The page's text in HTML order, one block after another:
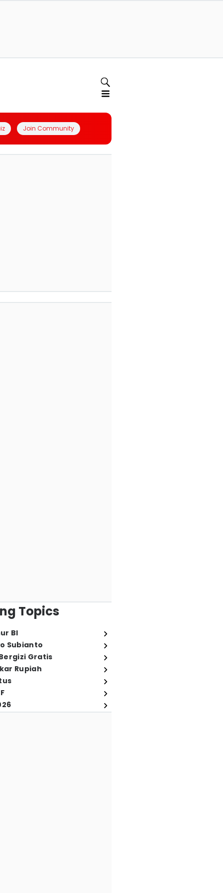
Join Community
Topics
BI
Subianto
Gratis
Rupiah